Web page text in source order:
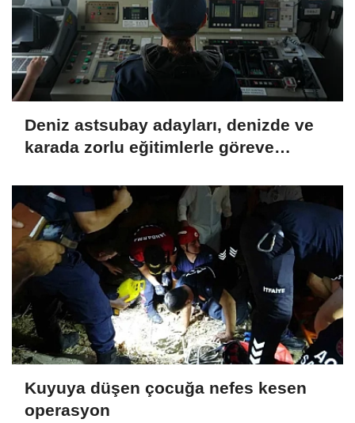
Deniz astsubay adayları, denizde ve
karada zorlu eğitimlerle göreve
Kuyuya düşen çocuğa nefes kesen
operasyon